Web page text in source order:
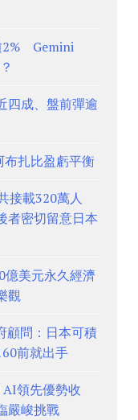
2% Gemini
四成、盤前彈逾
布扎比盈虧平衡
接載320萬人
密切留意日本
億美元永久經濟
觀
問：日本可積
前就出手
領先優勢收
嚴峻挑戰